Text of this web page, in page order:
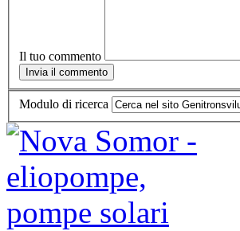
Il tuo commento
Modulo di ricerca